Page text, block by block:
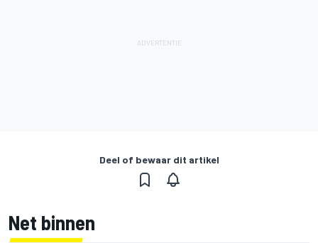
Deel of bewaar dit artikel
Net binnen